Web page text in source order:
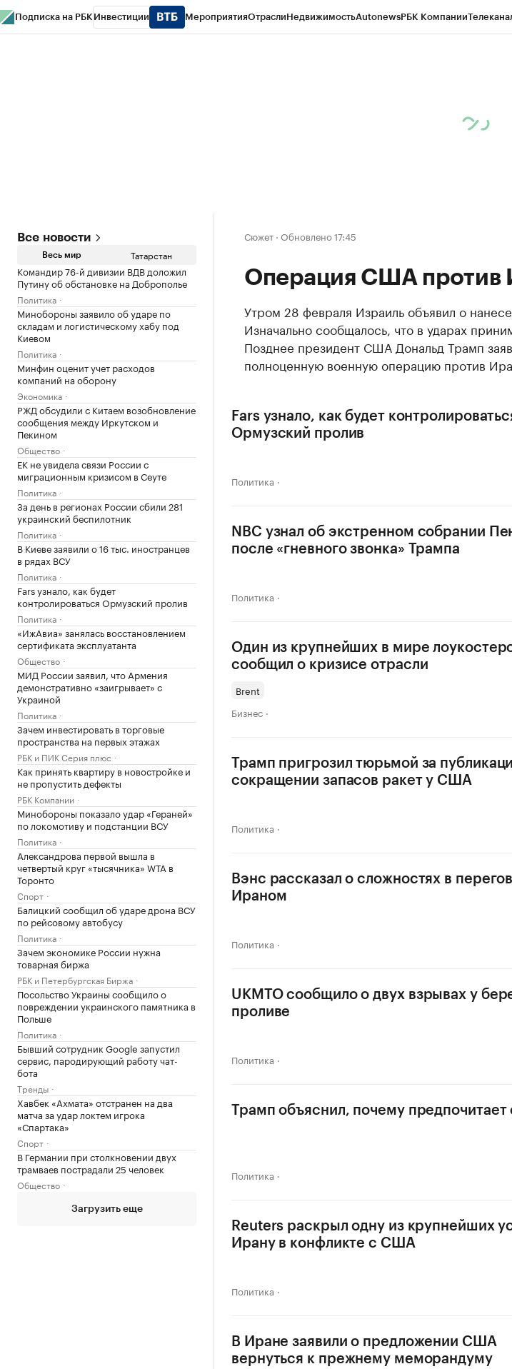
Подписка на РБК Инвестиции МероприятияОтраслиНедвижимостьAutonewsРБК Компании
Все новости
Весь мир Татарстан
Командир 76-й дивизии ВДВ доложил
Путину об обстановке на Доброполье
Политика
Минобороны заявило об ударе по
складам и логистическому хабу под
Киевом
Политика
Минфин оценит учет расходов
компаний на оборону
Экономика
РЖД обсудили с Китаем возобновление
сообщения между Иркутском и
Пекином
Общество
ЕК не увидела связи России с
миграционным кризисом в Сеуте
Политика
За день в регионах России сбили 281
украинский беспилотник
Политика
В Киеве заявили о 16 тыс. иностранцев
в рядах ВСУ
Политика
Fars узнало, как будет
контролироваться Ормузский пролив
Политика
«ИжАвиа» занялась восстановлением
сертификата эксплуатанта
Общество
МИД России заявил, что Армения
демонстративно «заигрывает» с
Украиной
Политика
Зачем инвестировать в торговые
пространства на первых этажах
РБК и ПИК Серия плюс
Как принять квартиру в новостройке и
не пропустить дефекты
РБК Компании
Минобороны показало удар «Гераней»
по локомотиву и подстанции ВСУ
Политика
Александрова первой вышла в
четвертый круг «тысячника» WTA в
Торонто
Спорт
Балицкий сообщил об ударе дрона ВСУ
по рейсовому автобусу
Политика
Зачем экономике России нужна
товарная биржа
РБК и Петербургская Биржа
Посольство Украины сообщило о
повреждении украинского памятника в
Польше
Политика
Бывший сотрудник Google запустил
сервис, пародирующий работу чат-
бота
Тренды
Хавбек «Ахмата» отстранен на два
матча за удар локтем игрока
«Спартака»
Спорт
В Германии при столкновении двух
трамваев пострадали 25 человек
Общество
Загрузить еще
Сюжет · Обновлено 17:45
Операция США против
Утром 28 февраля Израиль объявил о
Изначально сообщалось, что в ударах
Позднее президент США Дональд Трамп
полноценную военную операцию против
Fars узнало, как будет
Ормузский пролив
Политика
NBC узнал об экстренном собрании
после «гневного звонка» Трампа
Политика
Один из крупнейших в мире
сообщил о кризисе отрасли
Brent
Бизнес
Трамп пригрозил тюрьмой за
сокращении запасов ракет у США
Политика
Вэнс рассказал о сложностях в
Ираном
Политика
UKMTO сообщило о двух взрывах у
проливе
Политика
Трамп объяснил, почему
Политика
Reuters раскрыл одну из крупнейших
Ирану в конфликте с США
Политика
В Иране заявили о предложении США
вернуться к прежнему меморандуму